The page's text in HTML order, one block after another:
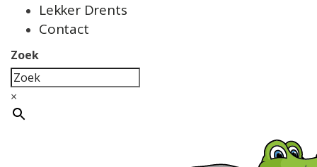
Lekker Drents
Contact
Zoek
×